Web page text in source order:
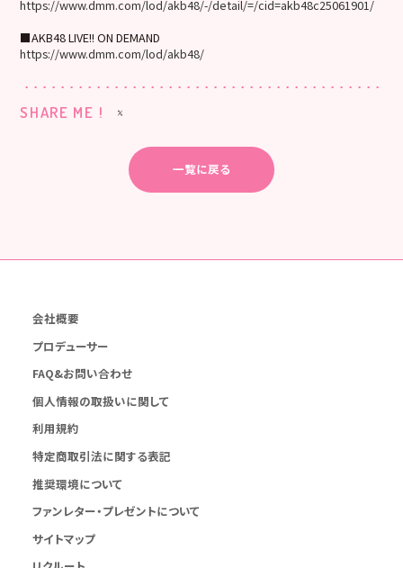
https://www.dmm.com/lod/akb48/-/detail/=/cid=akb48c25061901/
■AKB48 LIVE!! ON DEMAND
https://www.dmm.com/lod/akb48/
SHARE ME !
一覧に戻る
会社概要
プロデューサー
FAQ&お問い合わせ
個人情報の取扱いに関して
利用規約
特定商取引法に関する表記
推奨環境について
ファンレター・プレゼントについて
サイトマップ